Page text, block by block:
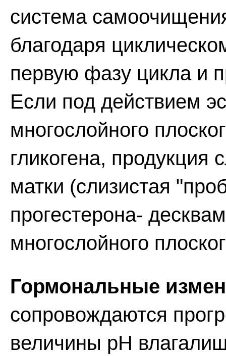
система
благодаря
первую фазу цикла и
Если под действием
многослойного
гликогена, продукция
матки (слизистая
прогестерона-
многослойного
Гормональные
сопровождаются
величины рН